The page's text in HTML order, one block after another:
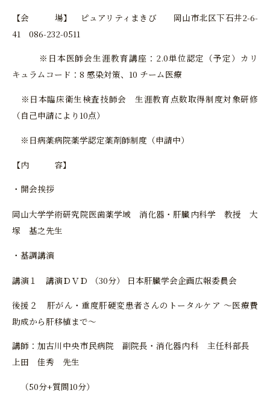
【会 場】 ピュアリティまきび 岡山市北区下石井2-6-
41 086-232-0511
※日本医師会生涯教育講座：2.0単位認定（予定）カリ
キュラムコード：8 感染対策、10 チーム医療
※日本臨床衛生検査技師会 生涯教育点数取得制度対象研修
（自己申請により10点）
※日病薬病院薬学認定薬剤師制度（申請中）
【内 容】
開会挨拶
岡山大学学術研究院医歯薬学域 消化器・肝臓内科学 教授 大
塚 基之先生
基調講演
講演１ 講演ＤＶＤ （30分） 日本肝臓学会企画広報委員会
後援２ 肝がん・重度肝硬変患者さんのトータルケア 〜医療費
助成から肝移植まで〜
講師：加古川中央市民病院 副院長・消化器内科 主任科部長
上田 佳秀 先生
（50分+質問10分）